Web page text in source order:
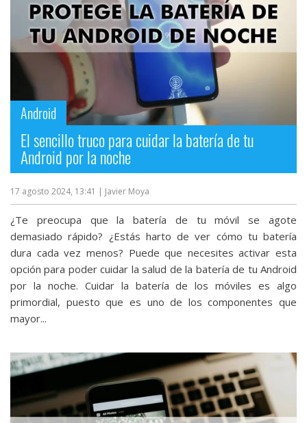
Android
El sencillo truco para cuidar la batería de tu
Android por la noche
17 agosto 2024, 13:41 | Javier Moya
¿Te preocupa que la batería de tu móvil se agote
demasiado rápido? ¿Estás harto de ver cómo tu batería
dura cada vez menos? Puede que necesites activar esta
opción para poder cuidar la salud de la batería de tu Android
por la noche. Cuidar la batería de los móviles es algo
primordial, puesto que es uno de los componentes que
mayor...